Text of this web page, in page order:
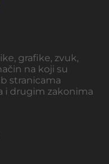
grafike, zvuk,
na koji su
stranicama
i drugim zakonima